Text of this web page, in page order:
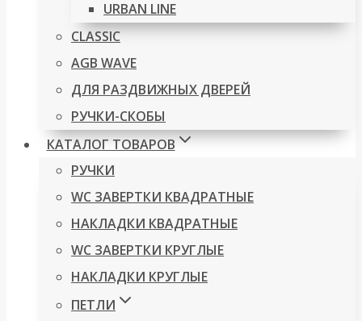
URBAN LINE
CLASSIC
AGB WAVE
ДЛЯ РАЗДВИЖНЫХ ДВЕРЕЙ
РУЧКИ-СКОБЫ
КАТАЛОГ ТОВАРОВ
РУЧКИ
WC ЗАВЕРТКИ КВАДРАТНЫЕ
НАКЛАДКИ КВАДРАТНЫЕ
WC ЗАВЕРТКИ КРУГЛЫЕ
НАКЛАДКИ КРУГЛЫЕ
ПЕТЛИ